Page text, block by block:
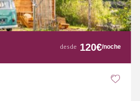
desde 120€/noche